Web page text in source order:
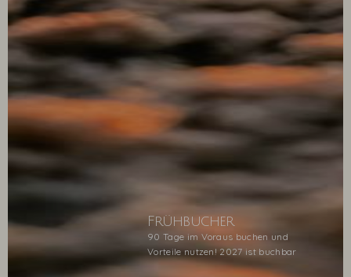
Frühbucher
90 Tage im Voraus buchen und
Vorteile nutzen! 2027 ist buchbar